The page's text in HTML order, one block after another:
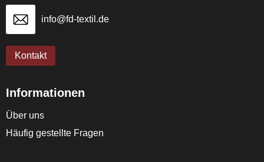
info@fd-textil.de
Kontakt
Informationen
Über uns
Häufig gestellte Fragen